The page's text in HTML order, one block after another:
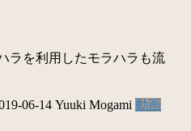
ラを利用したモラハラも流
06-14 Yuuki Mogami 動画